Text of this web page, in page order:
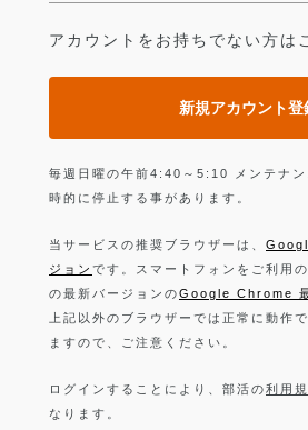
アカウントをお持ちでない方は
新規アカウント登
毎週日曜の午前4:40～5:10 メンテナン
時的に停止する事があります。
当サービスの推奨ブラウザーは、
ジョン です。スマートフォンをご利用
の最新バージョンのGoogle Chrome
上記以外のブラウザーでは正常に動作
ますので、ご注意ください。
ログインすることにより、部活の利用
なります。